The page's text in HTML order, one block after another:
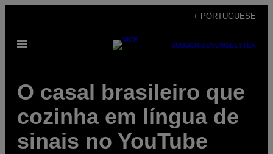
content
+ PORTUGUESE
Open
SUBSCRIBENEWSLETTER
​O casal brasileiro que
cozinha em língua de
sinais no YouTube